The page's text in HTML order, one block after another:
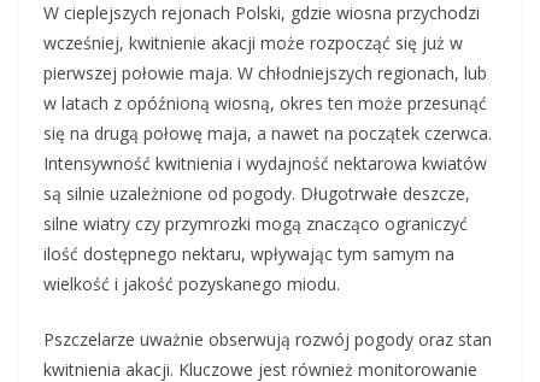
W cieplejszych rejonach Polski, gdzie wiosna przychodzi
wcześniej, kwitnienie akacji może rozpocząć się już w
pierwszej połowie maja. W chłodniejszych regionach, lub
w latach z opóźnioną wiosną, okres ten może przesunąć
się na drugą połowę maja, a nawet na początek czerwca.
Intensywność kwitnienia i wydajność nektarowa kwiatów
są silnie uzależnione od pogody. Długotrwałe deszcze,
silne wiatry czy przymrozki mogą znacząco ograniczyć
ilość dostępnego nektaru, wpływając tym samym na
wielkość i jakość pozyskanego miodu.
Pszczelarze uważnie obserwują rozwój pogody oraz stan
kwitnienia akacji. Kluczowe jest również monitorowanie